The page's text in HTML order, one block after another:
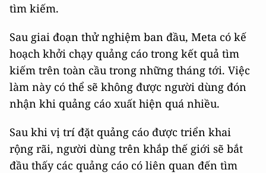
tìm kiếm.
Sau giai đoạn thử nghiệm ban đầu, Meta có kế
hoạch khởi chạy quảng cáo trong kết quả tìm
kiếm trên toàn cầu trong những tháng tới. Việc
làm này có thể sẽ không được người dùng đón
nhận khi quảng cáo xuất hiện quá nhiều.
Sau khi vị trí đặt quảng cáo được triển khai
rộng rãi, người dùng trên khắp thế giới sẽ bắt
đầu thấy các quảng cáo có liên quan đến tìm